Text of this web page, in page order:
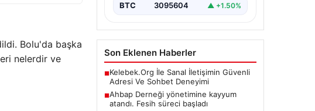
Bolu'da başka
nelerdir ve
BTC 3095604 ▲ +1.50%
Son Eklenen Haberler
■Kelebek.Org İle Sanal İletişimin Güvenli
Adresi Ve Sohbet Deneyimi
■Ahbap Derneği yönetimine kayyum
atandı. Fesih süreci başladı